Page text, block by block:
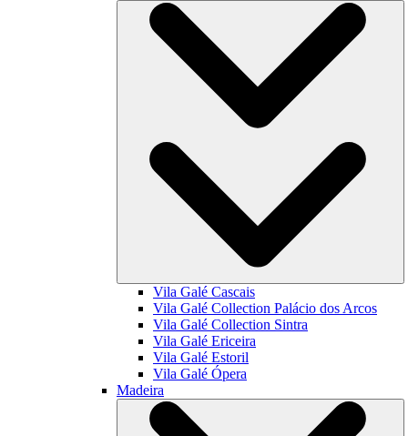
Vila Galé Cascais
Vila Galé Collection Palácio dos Arcos
Vila Galé Collection Sintra
Vila Galé Ericeira
Vila Galé Estoril
Vila Galé Ópera
Madeira